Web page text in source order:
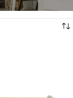
- 3 αποτελέσματα